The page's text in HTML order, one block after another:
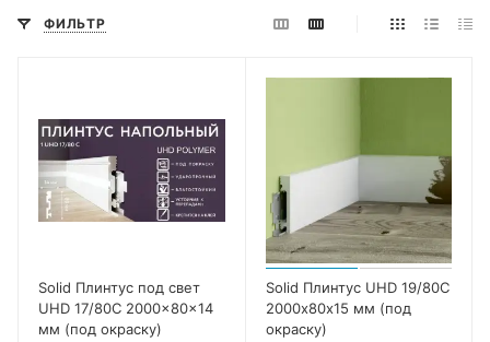
ФИЛЬТР
Solid Плинтус под свет
UHD 17/80C 2000x80x14
мм (под окраску)
Solid Плинтус UHD 19/80C
2000х80х15 мм (под
окраску)